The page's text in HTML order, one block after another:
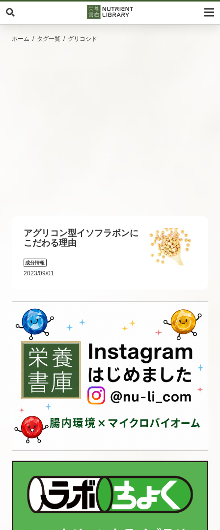
ホーム タグ一覧 グリコシド
アグリコン型イソフラボンに
こだわる理由
成分情報
2023/09/01